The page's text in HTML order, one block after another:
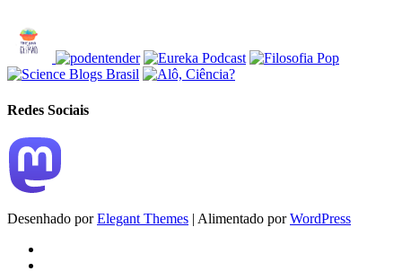
Redes Sociais
Desenhado porElegant Themes | Alimentado porWordPress